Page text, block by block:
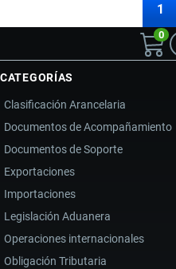
CHINA
Y
RUSIA
IMPULSAN
NUEVOS
MERCADOS
PESE
A
LA
CAÍDA
1
0
CATEGORÍAS
Clasificación Arancelaria
Documentos de Acompañamiento
Documentos de Soporte
Exportaciones
Importaciones
Legislación Aduanera
Operaciones internacionales
Obligación Tributaria